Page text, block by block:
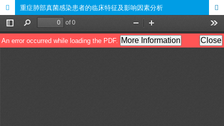
重症肺部真菌感染患者的临床特征及影响因素分析